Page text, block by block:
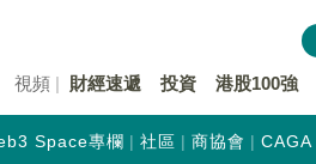
視頻 財經速遞 投資 港股100強
Space專欄 社區 商協會 CAGA